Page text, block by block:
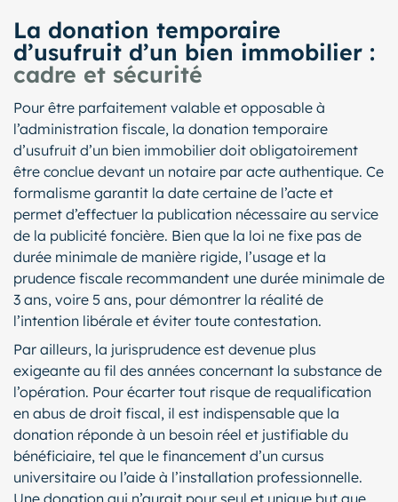
La donation temporaire
d’usufruit d’un bien immobilier :
cadre et sécurité
Pour être parfaitement valable et opposable à
l’administration fiscale, la donation temporaire
d’usufruit d’un bien immobilier doit obligatoirement
être conclue devant un notaire par acte authentique. Ce
formalisme garantit la date certaine de l’acte et
permet d’effectuer la publication nécessaire au service
de la publicité foncière. Bien que la loi ne fixe pas de
durée minimale de manière rigide, l’usage et la
prudence fiscale recommandent une durée minimale de
3 ans, voire 5 ans, pour démontrer la réalité de
l’intention libérale et éviter toute contestation.
Par ailleurs, la jurisprudence est devenue plus
exigeante au fil des années concernant la substance de
l’opération. Pour écarter tout risque de requalification
en abus de droit fiscal, il est indispensable que la
donation réponde à un besoin réel et justifiable du
bénéficiaire, tel que le financement d’un cursus
universitaire ou l’aide à l’installation professionnelle.
Une donation qui n’aurait pour seul et unique but que